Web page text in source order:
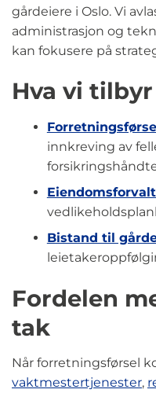
gårdeiere i Oslo. Vi
administrasjon og
kan fokusere på
Hva vi tilbyr
innkreving av
Bistand til
Fordelen
tak
Når forretningsførsel
vaktmestertjenester,